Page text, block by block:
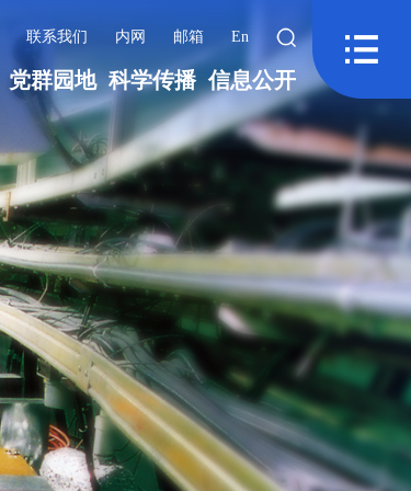
联系我们 内网 邮箱 En
党群园地 科学传播 信息公开